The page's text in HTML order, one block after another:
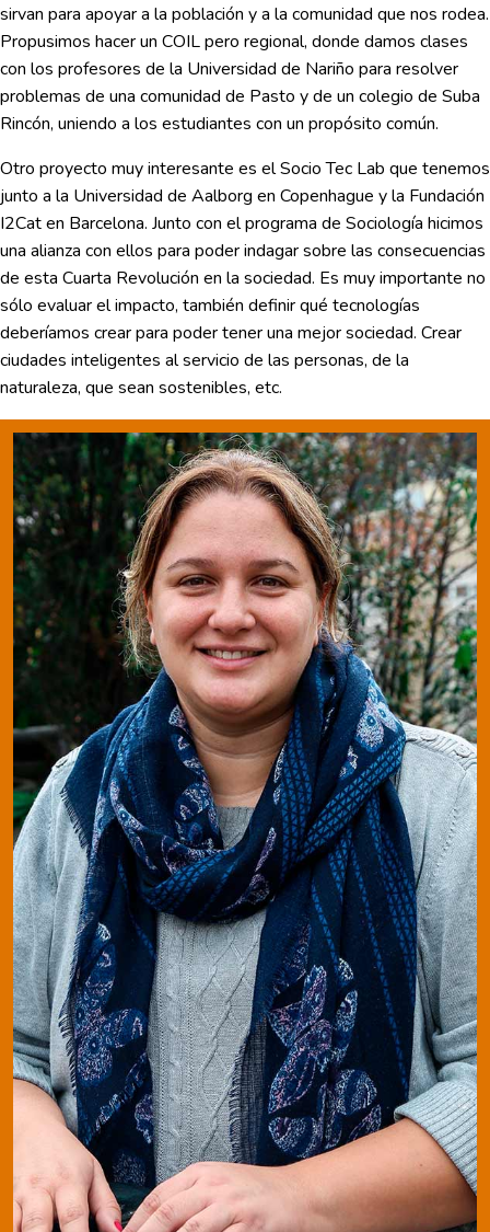
sirvan para apoyar a la población y a la comunidad que nos rodea.
Propusimos hacer un COIL pero regional, donde damos clases
con los profesores de la Universidad de Nariño para resolver
problemas de una comunidad de Pasto y de un colegio de Suba
Rincón, uniendo a los estudiantes con un propósito común.
Otro proyecto muy interesante es el Socio Tec Lab que tenemos
junto a la Universidad de Aalborg en Copenhague y la Fundación
I2Cat en Barcelona. Junto con el programa de Sociología hicimos
una alianza con ellos para poder indagar sobre las consecuencias
de esta Cuarta Revolución en la sociedad. Es muy importante no
sólo evaluar el impacto, también definir qué tecnologías
deberíamos crear para poder tener una mejor sociedad. Crear
ciudades inteligentes al servicio de las personas, de la
naturaleza, que sean sostenibles, etc.